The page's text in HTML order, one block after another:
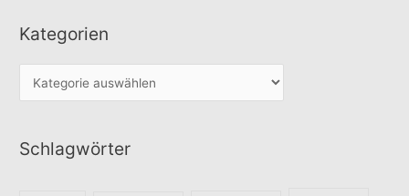
Kategorien
a
e
Schlagwörter